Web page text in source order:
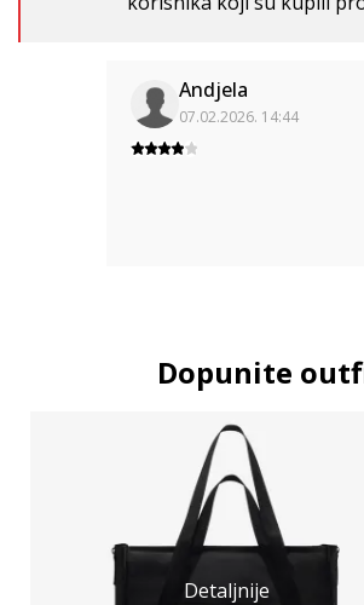
Andjela
07.02.2026. 14:44
Dopunite
Detaljnije